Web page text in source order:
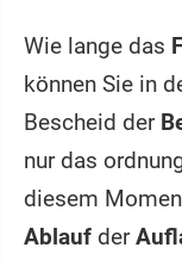
Wie lange das
können Sie in
Bescheid der
nur das
diesem
Ablauf der